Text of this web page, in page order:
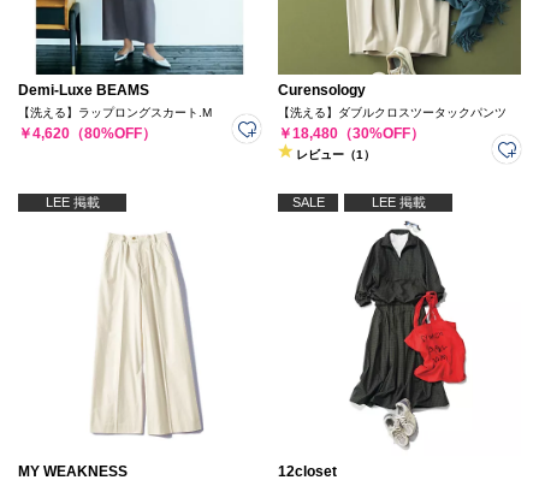
Demi-Luxe BEAMS
【洗える】ラップロングスカート.M
￥4,620（80%OFF）
Curensology
【洗える】ダブルクロスツータックパンツ
￥18,480（30%OFF）
レビュー（1）
LEE 掲載
MY WEAKNESS
SALE LEE 掲載
12closet